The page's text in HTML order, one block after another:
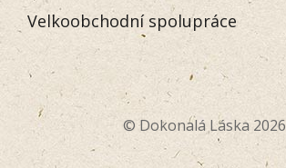
Velkoobchodní spolupráce
© Dokonalá Láska 2026